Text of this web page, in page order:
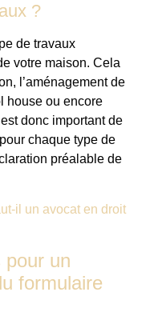
?
de travaux
votre maison. Cela
l’aménagement de
house ou encore
donc important de
chaque type de
préalable de
il un avocat en droit
pour un
formulaire